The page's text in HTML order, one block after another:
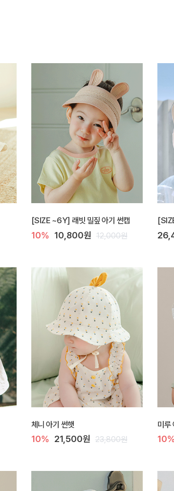
[SIZE ~6Y] 래빗 밀짚 아기 썬캡
10% 10,800원 12,000원
체니 아기 썬햇
10% 21,500원 23,800원
미루